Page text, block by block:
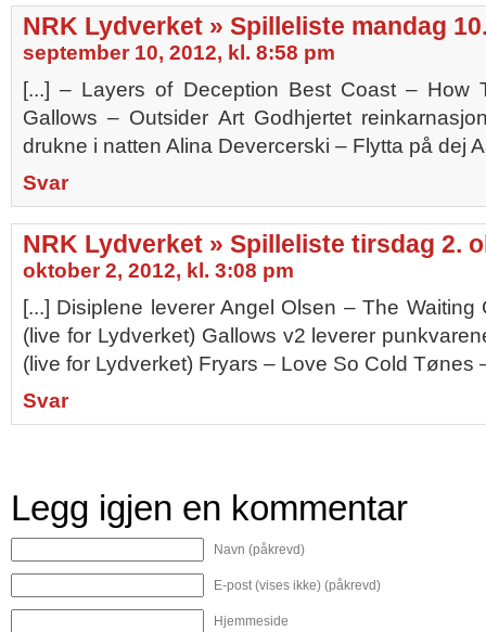
NRK Lydverket » Spilleliste mandag
september 10, 2012, kl. 8:58 pm
[...] – Layers of Deception Best Coast – How
Gallows – Outsider Art Godhjertet
drukne i natten Alina Devercerski – Flytta på dej
Svar
NRK Lydverket » Spilleliste tirsdag 2.
oktober 2, 2012, kl. 3:08 pm
[...] Disiplene leverer Angel Olsen – The Waiting
(live for Lydverket) Gallows v2 leverer
(live for Lydverket) Fryars – Love So Cold Tønes
Svar
Legg igjen en kommentar
Navn (påkrevd)
E-post (vises ikke) (påkrevd)
Hjemmeside